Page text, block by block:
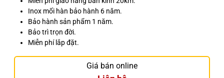
Inox mối hàn bảo hành 6 năm.
Bảo hành sản phẩm 1 năm.
Bảo trì trọn đời.
Miễn phí lắp đặt.
Giá bán online